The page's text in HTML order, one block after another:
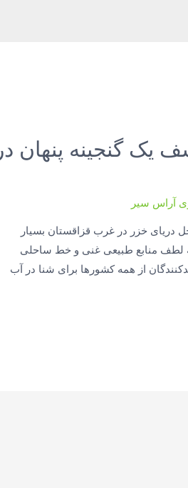
یک گنجینه پنهان در
آراس سیر
دریای خزر در غرب قزاقستان بسیار
لطف منابع طبیعی غنی و خط ساحلی
از همه کشورها برای شنا در آب